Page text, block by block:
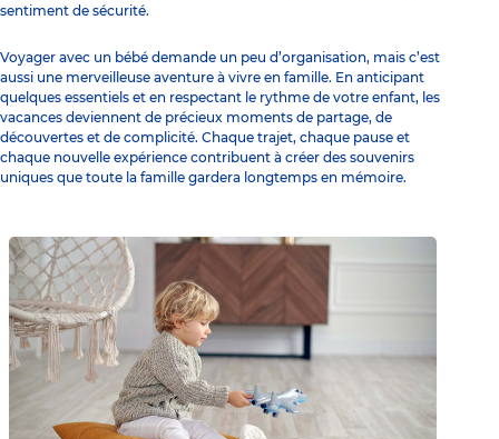
sentiment de sécurité.
Voyager avec un bébé demande un peu d’organisation, mais c’est
aussi une merveilleuse aventure à vivre en famille. En anticipant
quelques essentiels et en respectant le rythme de votre enfant, les
vacances deviennent de précieux moments de partage, de
découvertes et de complicité. Chaque trajet, chaque pause et
chaque nouvelle expérience contribuent à créer des souvenirs
uniques que toute la famille gardera longtemps en mémoire.